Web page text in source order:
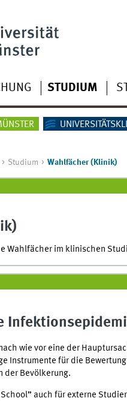
STUDIUM
Studium Wahlfächer (Klinik)
Wahlfächer im klinischen
wie vor eine der
Instrumente für die
der Bevölkerung.
auch für externe